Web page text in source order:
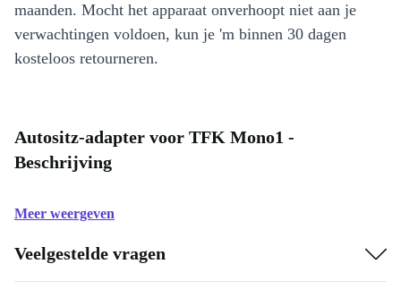
maanden. Mocht het apparaat onverhoopt niet aan je
verwachtingen voldoen, kun je 'm binnen 30 dagen
kosteloos retourneren.
Autositz-adapter voor TFK Mono1 -
Beschrijving
Meer weergeven
Veelgestelde vragen